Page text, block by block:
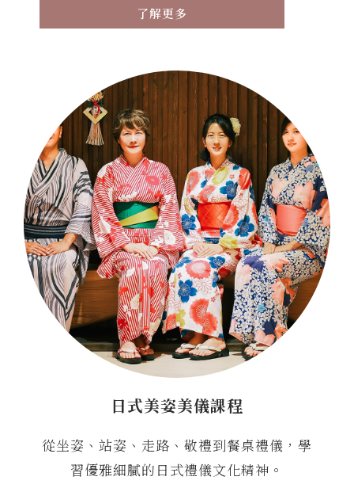
了解更多
日式美姿美儀課程
從坐姿、站姿、走路、敬禮到餐桌禮儀，學
習優雅細膩的日式禮儀文化精神。